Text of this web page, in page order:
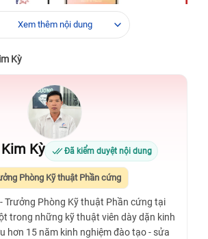
Trường hợp mặt lưng vỡ nặng,
khảothay mặt sau iPhone
giá bao nhiêu để có phương án
Xem thêm nội dung
Kỳ
Kỳ Đã kiểm duyệt nội dung
Phòng Kỹ thuật Phần cứng
Trưởng Phòng Kỹ thuật Phần cứng tại
trong những kỹ thuật viên dày dặn kinh
hơn 15 năm kinh nghiệm đào tạo - sửa